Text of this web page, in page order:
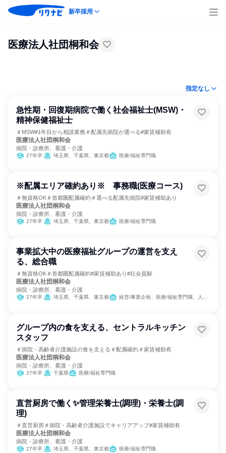
新卒採用
医療法人社団桐和会
指定なし
急性期・回復期病院で働く社会福祉士(MSW)・
精神保健福祉士
＃MSW#1年目から相談業務＃配属先病院が選べる#家賃補助有
医療法人社団桐和会
病院・診療所、看護・介護
27年卒 埼玉県、千葉県、東京都 医療/福祉専門職
※配属エリア確約あり※ 事務職(医療コース)
＃無資格OK＃首都圏配属確約＃選べる配属先病院#家賃補助あり
医療法人社団桐和会
病院・診療所、看護・介護
27年卒 埼玉県、千葉県、東京都 医療/福祉専門職
事業拡大中の医療福祉グループの運営を支え
る、総合職
＃無資格OK＃首都圏配属確約#家賃補助あり#社会貢献
医療法人社団桐和会
病院・診療所、看護・介護
27年卒 埼玉県、千葉県、東京都 経営/事業企画、医療/福祉専門職、人事、総務
グループ内の食を支える、セントラルキッチン
スタッフ
＃病院・高齢者介護施設の食を支える＃配属確約＃家賃補助有
医療法人社団桐和会
病院・診療所、看護・介護
27年卒 千葉県 医療/福祉専門職
直営厨房で働く✨管理栄養士(調理)・栄養士(調
理)
＃直営厨房＃病院・高齢者介護施設でキャリアアップ#家賃補助有
医療法人社団桐和会
病院・診療所、看護・介護
27年卒 埼玉県、千葉県、東京都 医療/福祉専門職